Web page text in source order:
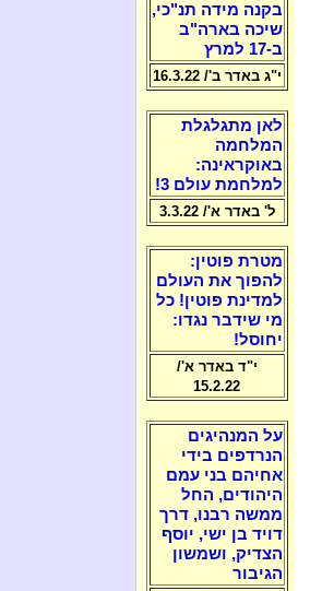
בקנה מידה תנ"כי,
שיכה בארה"ב
ב-17 למרץ
י"ג באדר ב'/ 16.3.22
לאן מתגלגלת
המלחמה
באוקראינה:
למלחמת עולם 3!
ל' באדר א'/ 3.3.22
מטרת פוטין:
להפוך את העולם
למדינת פוטין! כל
מי שידבר נגדו:
יחוסל!
י"ד באדר א'/
15.2.22
על המנהיגים
הנרדפים בידי
אחיהם בני עמם
היהודים, החל
ממשה רבנו, דרך
דויד בן ישי, יוסף
הצדיק, ושמשון
הגיבור